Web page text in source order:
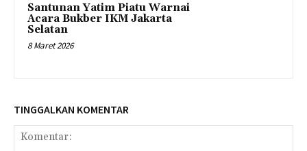
Santunan Yatim Piatu Warnai
Acara Bukber IKM Jakarta
Selatan
8 Maret 2026
TINGGALKAN KOMENTAR